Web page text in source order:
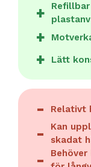
Lätt
Relativt
Kan
skadat